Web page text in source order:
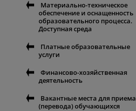
Материально-техническое
обеспечение и оснащенность
образовательного процесса.
Доступная среда
Платные образовательные
услуги
Финансово-хозяйственная
деятельность
Вакантные места для приема
(перевода) обучающихся